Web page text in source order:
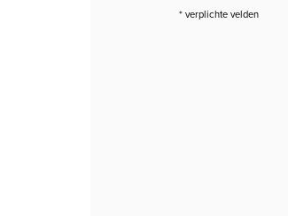
* verplichte velden